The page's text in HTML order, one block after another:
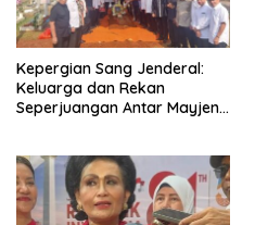
Kepergian Sang Jenderal:
Keluarga dan Rekan
Seperjuangan Antar Mayjen
Terakhir